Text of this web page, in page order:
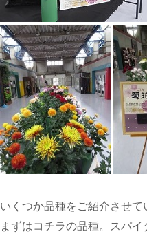
いくつか品種をご紹介させて
まずはコチラの品種。スパ